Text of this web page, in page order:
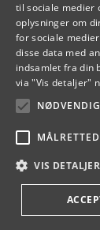
til sociale medier
oplysninger om
for sociale
disse data med
indsamlet fra din
via "Vis detaljer"
VIS DETALJER